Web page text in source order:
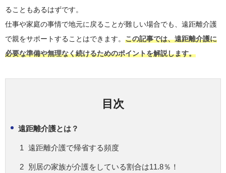
ることもあるはずです。
仕事や家庭の事情で地元に戻ることが難しい場合でも、遠距離介護
で親をサポートすることはできます。 この記事では、遠距離介護に
必要な準備や無理なく続けるためのポイントを解説します。
目次
遠距離介護とは？
遠距離介護で帰省する頻度
別居の家族が介護をしている割合は11.8％！